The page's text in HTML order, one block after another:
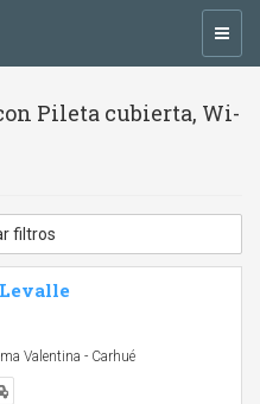
Pileta cubierta, Wi-
filtros
Valentina - Carhué